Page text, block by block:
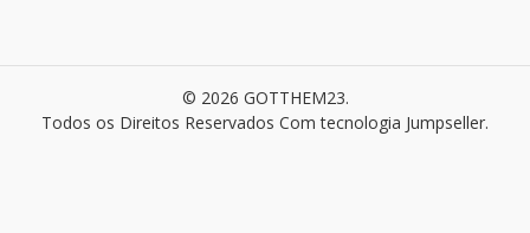
© 2026 GOTTHEM23.
Todos os Direitos Reservados Com tecnologia Jumpseller.